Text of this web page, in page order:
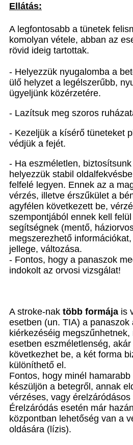
Ellátás:
A legfontosabb a tünetek
komolyan vétele, abban az
rövid ideig tartottak.
- Helyezzük nyugalomba a
ülő helyzet a legélszerűbb,
ügyeljünk közérzetére.
- Lazítsuk meg szoros
- Kezeljük a kísérő tüneteket
védjük a fejét.
- Ha eszméletlen,
helyezzük stabil
felfelé legyen. Ennek az a
vérzés, illetve érszűkület a
agyfélen következett be,
szempontjából ennek kell
segítségnek (mentő,
megszerezhető
jellege, változása.
- Fontos, hogy a panaszok
indokolt az orvosi vizsgálat!
A stroke-nak több formája is
esetben (un. TIA) a panaszok
kiérkezéséig
esetben eszméletlenség,
következhet be, a két forma
különíthető el.
Fontos, hogy minél
készüljön a betegről, annak
vérzéses, vagy
Érelzáródás esetén már
központban lehetőség van a
oldására (lízis).